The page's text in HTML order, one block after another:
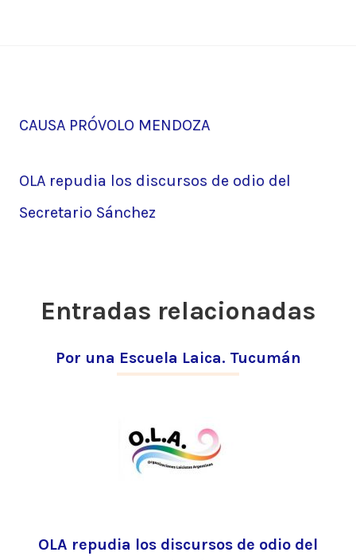
de
Anterior:
CAUSA PRÓVOLO MENDOZA
Siguiente:
OLA repudia los discursos de odio del
Secretario Sánchez
Entradas relacionadas
Por una Escuela Laica. Tucumán
OLA repudia los discursos de odio del